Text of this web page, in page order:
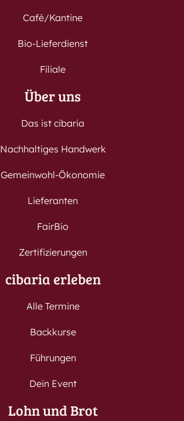
Café/Kantine
Bio-Lieferdienst
Filiale
Über uns
Das ist cibaria
Nachhaltiges Handwerk
Gemeinwohl-Ökonomie
Lieferanten
FairBio
Zertifizierungen
cibaria erleben
Alle Termine
Backkurse
Führungen
Dein Event
Lohn und Brot